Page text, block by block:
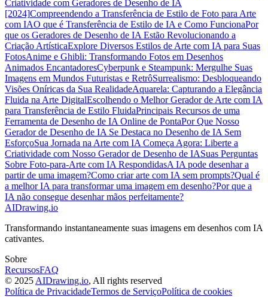
Criatividade com Geradores de Desenho de IA
[2024]Compreendendo a Transferência de Estilo de Foto para Arte
com IAO que é Transferência de Estilo de IA e Como FuncionaPor
que os Geradores de Desenho de IA Estão Revolucionando a
Criação ArtísticaExplore Diversos Estilos de Arte com IA para Suas
FotosAnime e Ghibli: Transformando Fotos em Desenhos
Animados EncantadoresCyberpunk e Steampunk: Mergulhe Suas
Imagens em Mundos Futuristas e RetrôSurrealismo: Desbloqueando
Visões Oníricas da Sua RealidadeAquarela: Capturando a Elegância
Fluida na Arte DigitalEscolhendo o Melhor Gerador de Arte com IA
para Transferência de Estilo FluidaPrincipais Recursos de uma
Ferramenta de Desenho de IA Online de PontaPor Que Nosso
Gerador de Desenho de IA Se Destaca no Desenho de IA Sem
EsforçoSua Jornada na Arte com IA Começa Agora: Liberte a
Criatividade com Nosso Gerador de Desenho de IASuas Perguntas
Sobre Foto-para-Arte com IA RespondidasA IA pode desenhar a
partir de uma imagem?Como criar arte com IA sem prompts?Qual é
a melhor IA para transformar uma imagem em desenho?Por que a
IA não consegue desenhar mãos perfeitamente?
AIDrawing.io
Transformando instantaneamente suas imagens em desenhos com IA
cativantes.
Sobre
RecursosFAQ
© 2025 AIDrawing.io, All rights reserved
Política de PrivacidadeTermos de ServiçoPolítica de cookies